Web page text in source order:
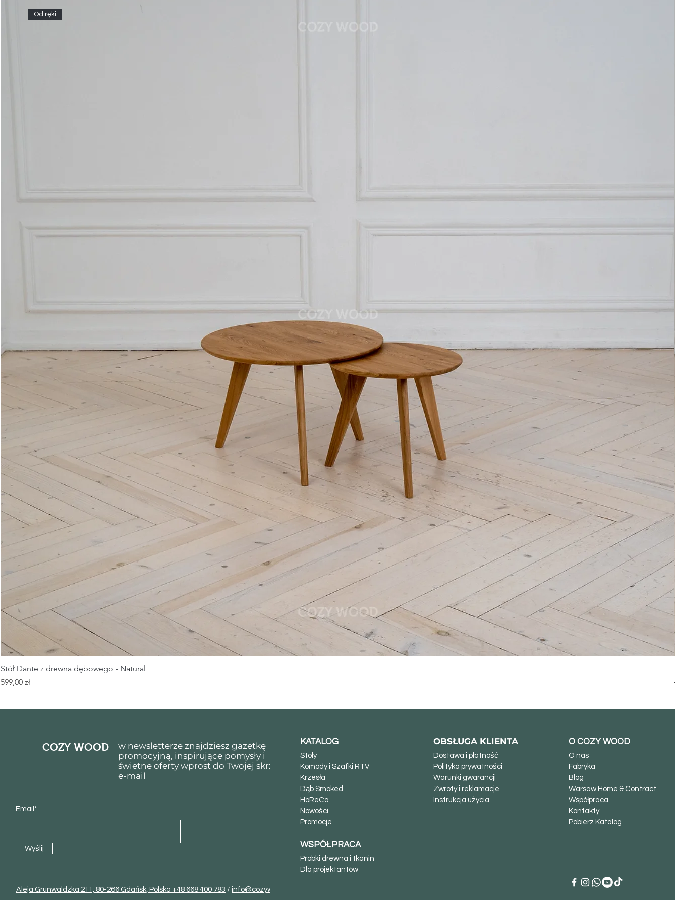
Od ręki
Stół Dante z drewna dębowego - Natural
Cena
599,00 zł
COZY WOOD
w newsletterze znajdziesz gazetkę
promocyjną, inspirujące pomysły i
świetne oferty wprost do Twojej skrzynki
e-mail
Email*
Wyślij
Aleja Grunwaldzka 211, 80-266 Gdańsk, Polska +48 668 400 783 / info@cozywood.pl
KATALOG
Stoły
Komody i Szafki RTV
Krzesła
Dąb Smoked
HoReCa
Nowości
Promocje
WSPÓŁPRACA
Probki drewna i tkanin
Dla projektantów
OBSŁUGA KLIENTA
Dostawa i płatność
Polityka prywatności
Warunki gwarancji
Zwroty i reklamacje
Instrukcja użycia
O COZY WOOD
O nas
Fabryka
Blog
Warsaw Home & Contract
Współpraca
Kontakty
Pobierz Katalog